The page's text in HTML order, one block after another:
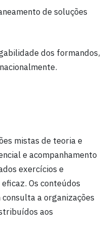
de soluções
dos formandos,
mistas de teoria e
e acompanhamento
exercícios e
Os conteúdos
a organizações
aos